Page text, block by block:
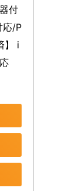
付
応/P
】 i